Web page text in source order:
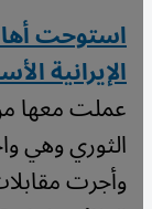
استوحت
الإيرانية
عملت معها
الثوري وهي
وأجرت